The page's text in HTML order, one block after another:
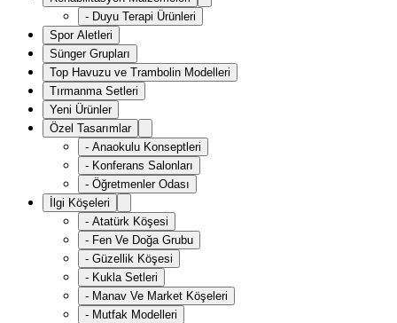
- Duyu Terapi Ürünleri
Spor Aletleri
Sünger Grupları
Top Havuzu ve Trambolin Modelleri
Tırmanma Setleri
Yeni Ürünler
Özel Tasarımlar
- Anaokulu Konseptleri
- Konferans Salonları
- Öğretmenler Odası
İlgi Köşeleri
- Atatürk Köşesi
- Fen Ve Doğa Grubu
- Güzellik Köşesi
- Kukla Setleri
- Manav Ve Market Köşeleri
- Mutfak Modelleri